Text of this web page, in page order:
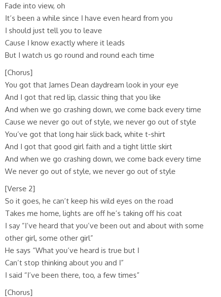
Fade into view, oh
It’s been a while since I have even heard from you
I should just tell you to leave
Cause I know exactly where it leads
But I watch us go round and round each time
[Chorus]
You got that James Dean daydream look in your eye
And I got that red lip, classic thing that you like
And when we go crashing down, we come back every time
Cause we never go out of style, we never go out of style
You’ve got that long hair slick back, white t-shirt
And I got that good girl faith and a tight little skirt
And when we go crashing down, we come back every time
We never go out of style, we never go out of style
[Verse 2]
So it goes, he can’t keep his wild eyes on the road
Takes me home, lights are off he’s taking off his coat
I say “I’ve heard that you’ve been out and about with some
other girl, some other girl”
He says “What you’ve heard is true but I
Can’t stop thinking about you and I”
I said “I’ve been there, too, a few times”
[Chorus]